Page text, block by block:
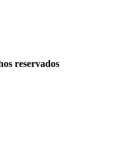
reservados